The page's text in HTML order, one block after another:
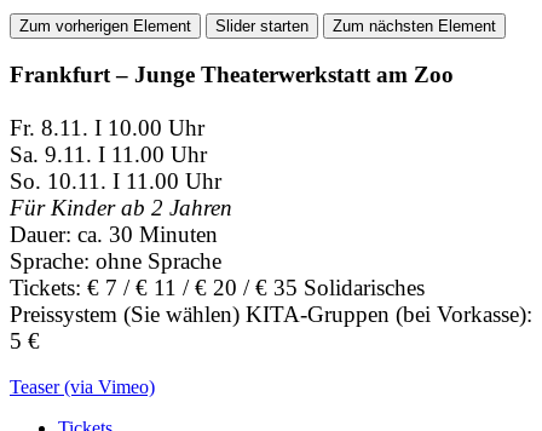
Zum vorherigen Element Slider starten Zum nächsten Element
Frankfurt – Junge Theaterwerkstatt am Zoo
Fr. 8.11. I 10.00 Uhr
Sa. 9.11. I 11.00 Uhr
So. 10.11. I 11.00 Uhr
Für Kinder ab 2 Jahren
Dauer: ca. 30 Minuten
Sprache: ohne Sprache
Tickets: € 7 / € 11 / € 20 / € 35 Solidarisches
Preissystem (Sie wählen) KITA-Gruppen (bei Vorkasse):
5 €
Teaser (via Vimeo)